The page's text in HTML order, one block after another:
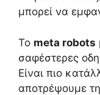
μπορεί να
Το meta robots
σαφέστερες
Είναι πιο
αποτρέψουμε